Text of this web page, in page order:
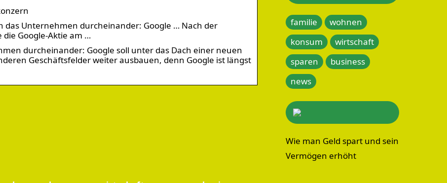
das Unternehmen durcheinander: Google … Nach der
Google-Aktie am …
durcheinander: Google soll unter das Dach einer neuen
Geschäftsfelder weiter ausbauen, denn Google ist längst
familie
wohnen
konsum
wirtschaft
sparen
business
news
Wie man Geld spart und sein
Vermögen erhöht